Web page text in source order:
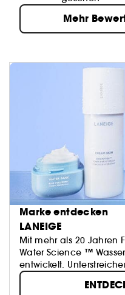
Mehr
Marke entdecken
LANEIGE
Mit mehr als 20 Jahren
Water Science ™
entwickelt.
natürlichen Glow der
Hautpflege von